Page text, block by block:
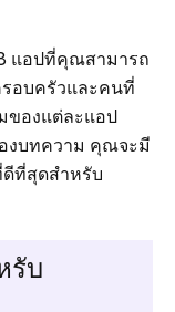
แอปที่คุณสามารถ
อบครัวและคนที่
ของแต่ละแอป
งบทความ คุณจะมี
ที่สุดสำหรับ
รับ